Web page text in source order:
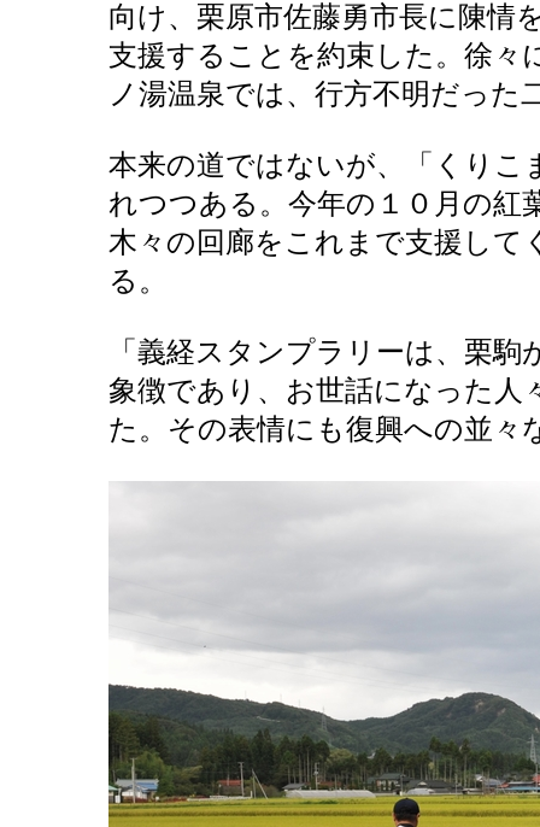
向け、栗原市佐藤勇市長に陳情
支援することを約束した。徐々
ノ湯温泉では、行方不明だった
本来の道ではないが、「くりこ
れつつある。今年の１０月の紅
木々の回廊をこれまで支援して
る。
「義経スタンプラリーは、栗
象徴であり、お世話になった人
た。その表情にも復興への並々